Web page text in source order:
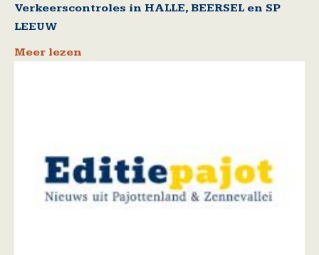
Verkeerscontroles in HALLE, BEERSEL en SP
LEEUW
Meer lezen